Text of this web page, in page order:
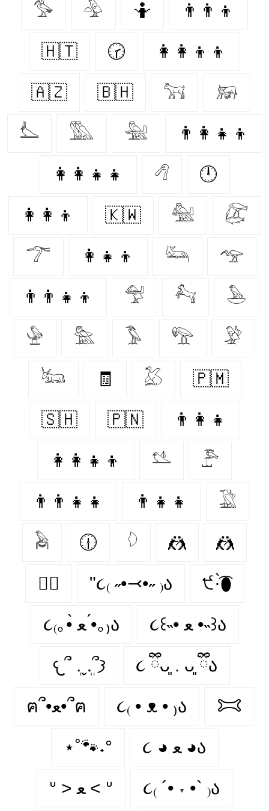
𓅜 𓅲 🤷‍ 👨‍👨‍👦
🇭🇹 🕝 👩‍👩‍👦‍👦
🇦🇿 🇧🇭 𓃙 𓃖
𓅏 𓅔 𓅖 👨‍👩‍👧‍👦
👩‍👩‍👧‍👧 𓆁 🕛
👩‍👩‍👦 🇰🇼 𓅕 𓅻
𓆀 👩‍👧‍👦 𓃛 𓅠
👨‍👨‍👧‍👦 𓅵 𓃚 𓅅
𓅈 𓅗 𓅣 𓅟 𓅶
𓃜 🧾 𓅷 🇵🇲
🇸🇭 🇵🇳 👨‍👩‍👧
👩‍👩‍👧‍👦 𓅎 𓅤
👨‍👨‍👧‍👧 👨‍👧‍👧 𓅁
𓅉 🕧 𓆠 🤼‍ 🤼
🤼‍♂️ "૮₍ ˶•⤙•˶ ₎ა ੯·̀͡⬮
૮₍｡•̀ ﻌ •́｡₎ა ૮꒰˵• ﻌ •˵꒱ა
𐔌՞ ܸ.ˬ.ܸ՞𐦯 ૮ ྀིᴗ͈ . ᴗ͈ ྀིა
ฅ՞•ﻌ•՞ฅ ૮₍ • ᴥ • ₎ა 𐂯
⋆˚🐾˖° ૮ ◕ ﻌ ◕ა
ᐡ > ﻌ < ᐡ ૮₍ ´• ˕ •` ₎ა